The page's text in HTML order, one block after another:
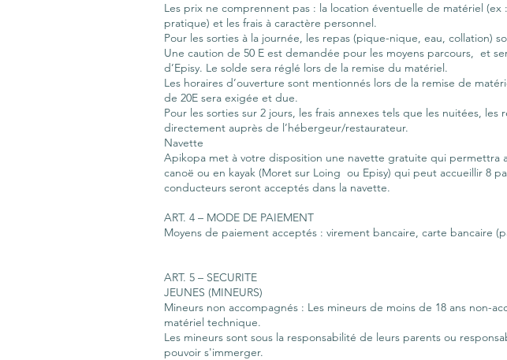
Les prix ne comprennent pas : la location éventuelle de matériel
pratique) et les frais à caractère personnel.
Pour les sorties à la journée, les repas (pique-nique, eau, collation)
Une caution de 50 E est demandée pour les moyens parcours, et
d’Episy. Le solde sera réglé lors de la remise du matériel.
Les horaires d’ouverture sont mentionnés lors de la remise de
de 20E sera exigée et due.
Pour les sorties sur 2 jours, les frais annexes tels que les nuitées,
directement auprès de l’hébergeur/restaurateur.
Navette
Apikopa met à votre disposition une navette gratuite qui permettra
canoë ou en kayak (Moret sur Loing ou Episy) qui peut accueillir 8
conducteurs seront acceptés dans la navette.
ART. 4 – MODE DE PAIEMENT
Moyens de paiement acceptés : virement bancaire, carte bancaire
ART. 5 – SECURITE
JEUNES (MINEURS)
Mineurs non accompagnés : Les mineurs de moins de 18 ans non-
matériel technique.
Les mineurs sont sous la responsabilité de leurs parents ou
pouvoir s'immerger.